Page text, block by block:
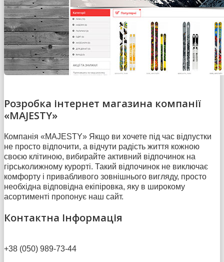
Розробка інтернет магазина компанії
«MAJESTY»
Компанія «MAJESTY» Якщо ви хочете під час відпустки
не просто відпочити, а відчути радість життя кожною
своєю клітиною, вибирайте активний відпочинок на
гірськолижному курорті. Такий відпочинок не виключає
комфорту і привабливого зовнішнього вигляду, просто
необхідна відповідна екіпіровка, яку в широкому
асортименті пропонує наш сайт.
Контактна Інформація
+38 (050) 989-73-44